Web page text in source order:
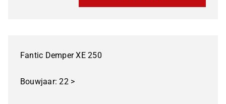
Fantic Demper XE 250
Bouwjaar: 22 >